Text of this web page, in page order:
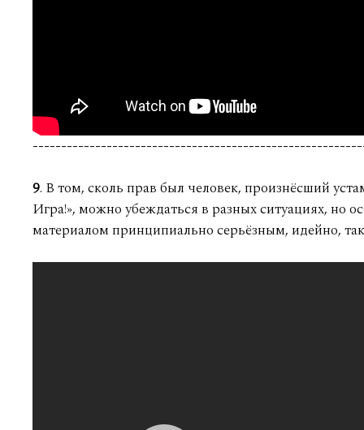
9. В том, сколь прав был человек, произнёсший
Игра!», можно убеждаться в разных ситуациях, но
материалом принципиально серьёзным, идейно,